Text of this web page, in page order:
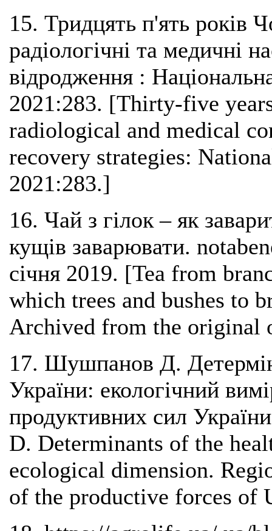
15. Тридцять п'ять років
радіологічні та медичні
відродження :
2021:283. [Thirty-five
radiological and medical
recovery strategies:
2021:283.]
16. Чай з гілок – як
кущів заварювати.
січня 2019. [Tea from
which trees and bushes to
Archived from the original
17. Шушпанов Д.
України: екологічний
продуктивних сил
D. Determinants of the
ecological dimension.
of the productive forces of